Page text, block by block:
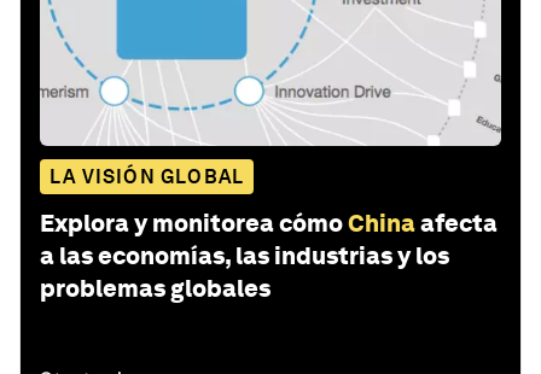
LA VISIÓN GLOBAL
Explora y monitorea cómoChinaafecta
a las economías, las industrias y los
problemas globales